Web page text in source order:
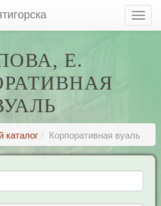
Е.
каталог Корпоративная вуаль